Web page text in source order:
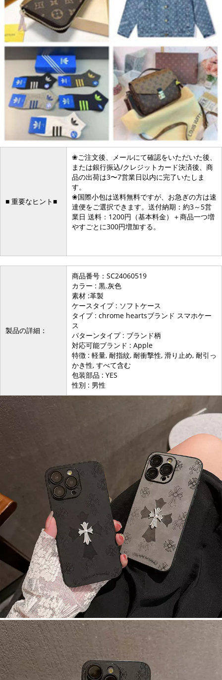
■ 重要なヒント■
❀ご注文後、メールにて確認をいただいた後、
または銀行振込/クレジットカード決済後、商
品の出荷は3〜7営業日以内に完了いたしま
す。
❀国際小包は送料無料ですが、お急ぎの方は速
達便をご選択できます。送付納期：約3～5営
業日 送料：1200円（基本料金）＋商品一つ増
やすごとに300円増加する。
製品の詳細：
商品番号：SC24060519
カラー : 黒.灰色
素材 :革製
ケースタイプ : ソフトケース
タイプ : chrome heartsブランド スマホケー
ス
パターンタイプ : ブランド柄
対応可能ブランド : Apple
特徴 : 軽量, 耐指紋, 耐衝撃性, 滑り止め, 耐引っ
かき性, すべて含む
包装部品 : YES
性別 : 男性